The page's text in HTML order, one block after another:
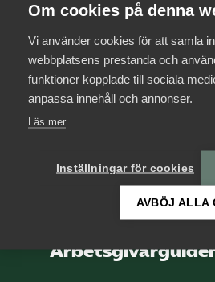
Som medlem har
tillgång till vår
Om cookies på denna
Vi använder cookies för att samla
webbplatsens prestanda och
funktioner kopplade till sociala
anpassa innehåll och annonser.
Läs mer
Inställningar för cookies
AVBÖJ ALLA